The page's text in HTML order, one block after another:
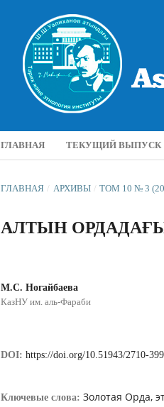
ГЛАВНАЯ ТЕКУЩИЙ ВЫПУСК
ГЛАВНАЯ / АРХИВЫ / ТОМ 10 № 3
АЛТЫН
М.С. Ногайбаева
КазНУ им. аль-Фараби
DOI: https://doi.org/10.51943/2710-
Ключевые слова: Золотая Орда,